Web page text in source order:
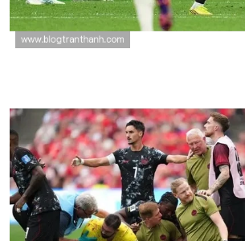
埃及世界杯G组数据：三场